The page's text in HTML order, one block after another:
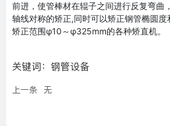
前进，使管棒材在辊子之间进行反复弯曲
轴线对称的矫正,同时可以矫正钢管椭圆
矫正范围φ10～φ325mm的各种矫直机。
关键词： 钢管设备
上一条 无